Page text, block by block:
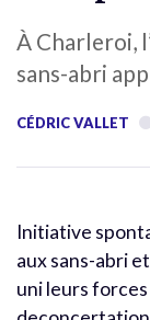
À Charleroi,
sans-abri
CÉDRIC VALLET
Initiative
aux sans-abri
uni leurs